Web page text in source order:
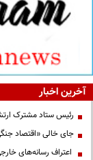
آخرین اخبار
رئیس ستاد مشترک
جای خالی «اقتصاد
اعتراف رسانه‌های